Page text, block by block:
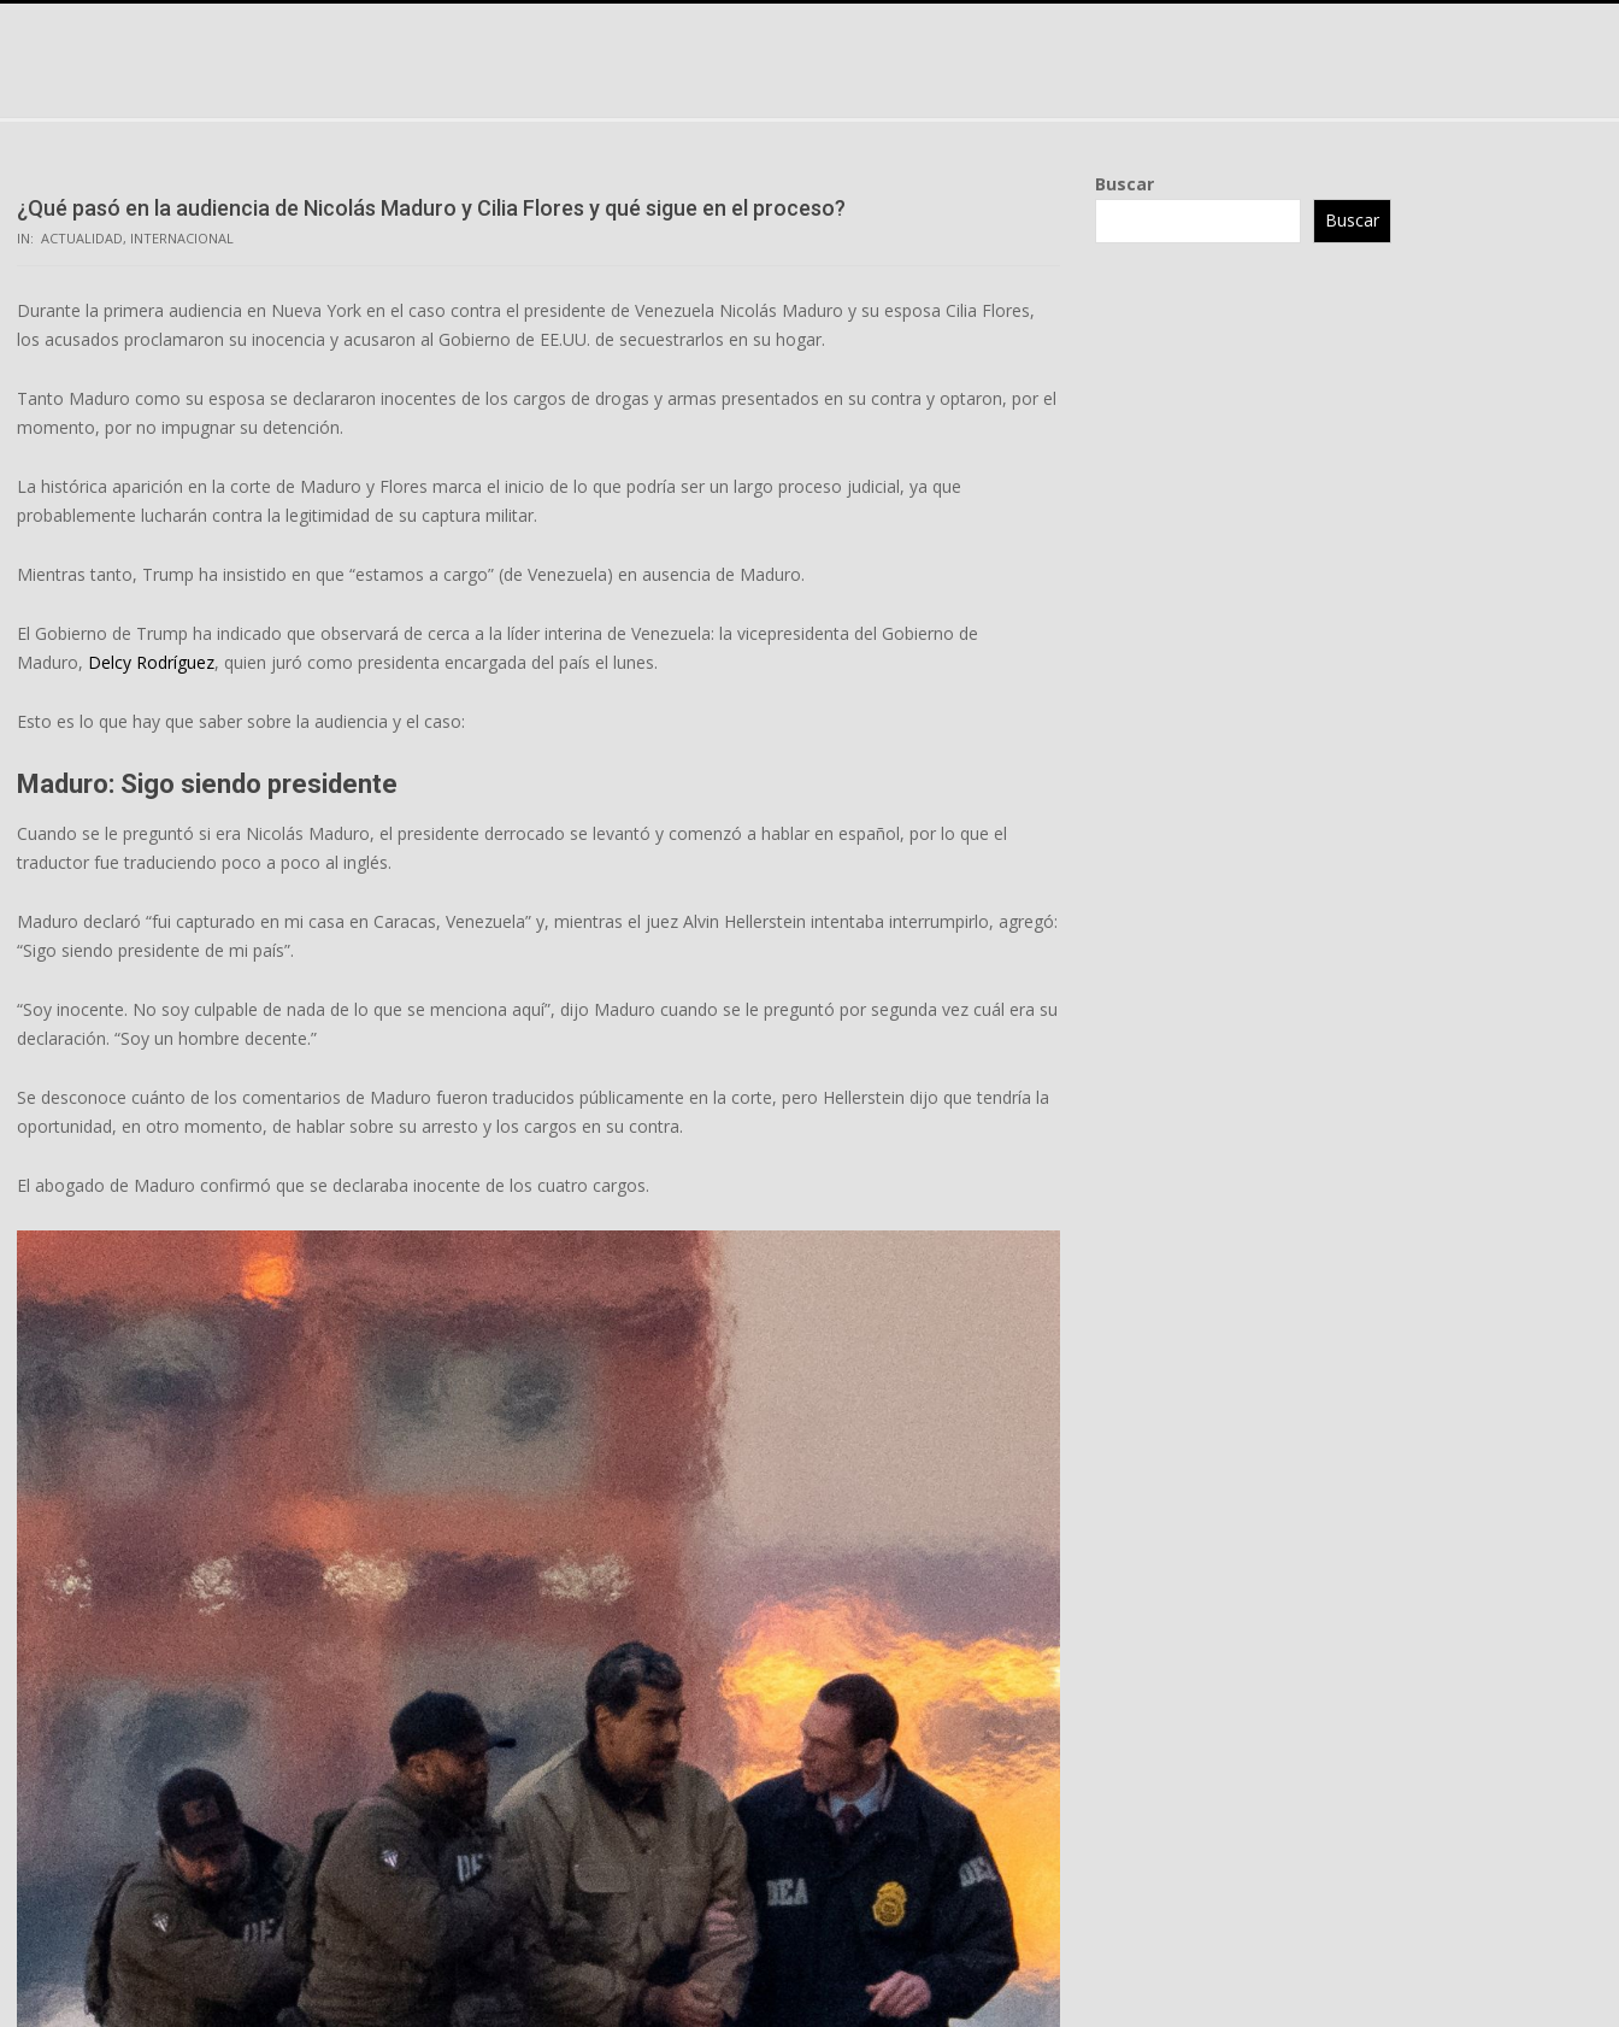
¿Qué pasó en la audiencia de Nicolás Maduro y Cilia Flores y qué sigue en el proceso?
IN: ACTUALIDAD, INTERNACIONAL
Durante la primera audiencia en Nueva York en el caso contra el presidente de Venezuela Nicolás Maduro y su esposa Cilia Flores,
los acusados proclamaron su inocencia y acusaron al Gobierno de EE.UU. de secuestrarlos en su hogar.
Tanto Maduro como su esposa se declararon inocentes de los cargos de drogas y armas presentados en su contra y optaron, por el
momento, por no impugnar su detención.
La histórica aparición en la corte de Maduro y Flores marca el inicio de lo que podría ser un largo proceso judicial, ya que
probablemente lucharán contra la legitimidad de su captura militar.
Mientras tanto, Trump ha insistido en que “estamos a cargo” (de Venezuela) en ausencia de Maduro.
El Gobierno de Trump ha indicado que observará de cerca a la líder interina de Venezuela: la vicepresidenta del Gobierno de
Maduro, Delcy Rodríguez, quien juró como presidenta encargada del país el lunes.
Esto es lo que hay que saber sobre la audiencia y el caso:
Maduro: Sigo siendo presidente
Cuando se le preguntó si era Nicolás Maduro, el presidente derrocado se levantó y comenzó a hablar en español, por lo que el
traductor fue traduciendo poco a poco al inglés.
Maduro declaró “fui capturado en mi casa en Caracas, Venezuela” y, mientras el juez Alvin Hellerstein intentaba interrumpirlo, agregó:
“Sigo siendo presidente de mi país”.
“Soy inocente. No soy culpable de nada de lo que se menciona aquí”, dijo Maduro cuando se le preguntó por segunda vez cuál era su
declaración. “Soy un hombre decente.”
Se desconoce cuánto de los comentarios de Maduro fueron traducidos públicamente en la corte, pero Hellerstein dijo que tendría la
oportunidad, en otro momento, de hablar sobre su arresto y los cargos en su contra.
El abogado de Maduro confirmó que se declaraba inocente de los cuatro cargos.
Buscar
Buscar